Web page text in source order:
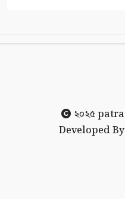
২০২৫
Developed